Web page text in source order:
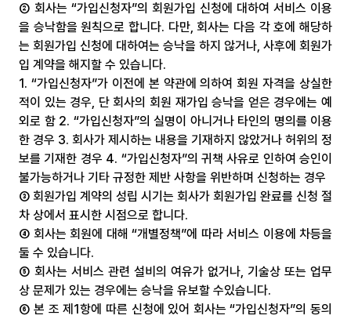
② 회사는 “가입신청자”의 회원가입 신청에 대하여 서비스 이용
을 승낙함을 원칙으로 합니다. 다만, 회사는 다음 각 호에 해당하
는 회원가입 신청에 대하여는 승낙을 하지 않거나, 사후에 회원가
입 계약을 해지할 수 있습니다.
1. “가입신청자”가 이전에 본 약관에 의하여 회원 자격을 상실한
적이 있는 경우, 단 회사의 회원 재가입 승낙을 얻은 경우에는 예
외로 함 2. “가입신청자”의 실명이 아니거나 타인의 명의를 이용
한 경우 3. 회사가 제시하는 내용을 기재하지 않았거나 허위의 정
보를 기재한 경우 4. “가입신청자”의 귀책 사유로 인하여 승인이
불가능하거나 기타 규정한 제반 사항을 위반하며 신청하는 경우
③ 회원가입 계약의 성립 시기는 회사가 회원가입 완료를 신청 절
차 상에서 표시한 시점으로 합니다.
④ 회사는 회원에 대해 “개별정책”에 따라 서비스 이용에 차등을
둘 수 있습니다.
⑤ 회사는 서비스 관련 설비의 여유가 없거나, 기술상 또는 업무
상 문제가 있는 경우에는 승낙을 유보할 수있습니다.
⑥ 본 조 제1항에 따른 신청에 있어 회사는 “가입신청자”의 동의